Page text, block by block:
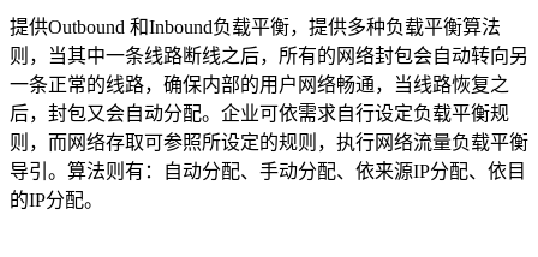
提供Outbound 和Inbound负载平衡，提供多种负载平衡算法
则，当其中一条线路断线之后，所有的网络封包会自动转向另
一条正常的线路，确保内部的用户网络畅通，当线路恢复之
后，封包又会自动分配。企业可依需求自行设定负载平衡规
则，而网络存取可参照所设定的规则，执行网络流量负载平衡
导引。算法则有：自动分配、手动分配、依来源IP分配、依目
的IP分配。